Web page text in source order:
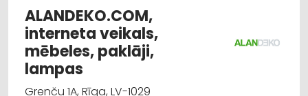
Gultas veļa un piederumi
Internetveikali, e-komercija
Mēbeļu tirdzniecība
ALANDEKO.COM,
interneta veikals,
mēbeles, paklāji,
lampas
Grenču 1A, Rīga, LV-1029